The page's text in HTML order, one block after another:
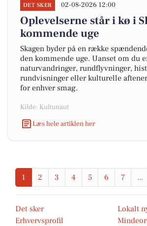
DET SKER 02-08-2026 12:00
Oplevelserne står i kø i
kommende uge
Skagen byder på en række
den kommende uge. Uanset om du
naturvandringer, rundflyvninger,
rundvisninger eller kulturelle
for enhver smag.
Kilde: Kultunaut
Læs hele artiklen her
1 2 3 4 5 6 7 ...
Det sker
Lokalt
Erhvervsprofil